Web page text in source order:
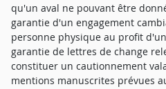
qu'un aval ne pouvant être
garantie d'un engagement
personne physique au profit
garantie de lettres de change
constituer un cautionnement
mentions manuscrites prévues